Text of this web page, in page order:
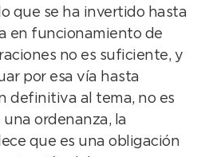
que se ha invertido hasta
en funcionamiento de
no es suficiente, y
por esa vía hasta
definitiva al tema, no es
ordenanza, la
que es una obligación